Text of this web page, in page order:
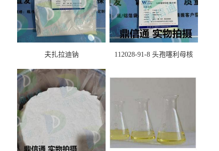
夫扎拉迪钠
112028-91-8 头孢噻利母核